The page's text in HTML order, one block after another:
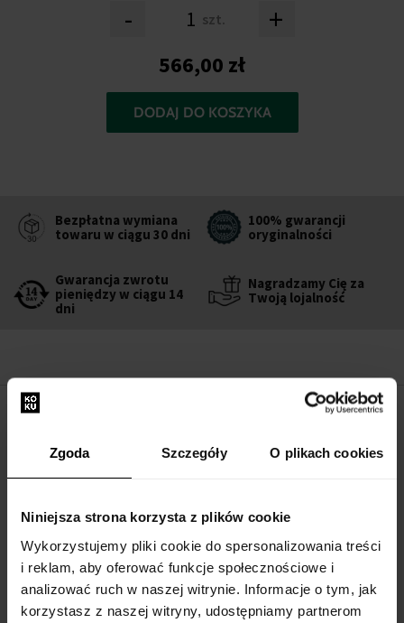
Zgoda Szczegóły O plikach cookies
Niniejsza strona korzysta z plików cookie
Wykorzystujemy pliki cookie do spersonalizowania treści
i reklam, aby oferować funkcje społecznościowe i
analizować ruch w naszej witrynie. Informacje o tym, jak
korzystasz z naszej witryny, udostępniamy partnerom
- szt. +
566,00 zł
DODAJ DO KOSZYKA
Bezpłatna wymiana
towaru w ciągu 30 dni
100% gwarancji
oryginalności
Gwarancja zwrotu
pieniędzy w ciągu 14
dni
Nagradzamy Cię za
Twoją lojalność
Cloud Collection No.1 to kwiatowo-owocowe perfumy, które
harmonijnie łączą jasne i ciemne akcenty. Ich innowacyjna formuła
aurę użytkownika, dzięki czemu będą perfekcyjnie dopasowane do
każdej sytuacji.
Nuty zapachowe: